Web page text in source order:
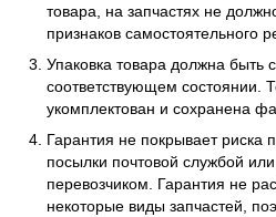
товара, на запчастях не
признаков самостоятельного
Упаковка товара должна быть
соответствующем состоянии.
укомплектован и сохранена
Гарантия не покрывает риска
посылки почтовой службой
перевозчиком. Гарантия не
некоторые виды запчастей,